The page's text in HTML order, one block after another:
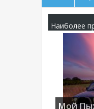
Наиболее
Мой